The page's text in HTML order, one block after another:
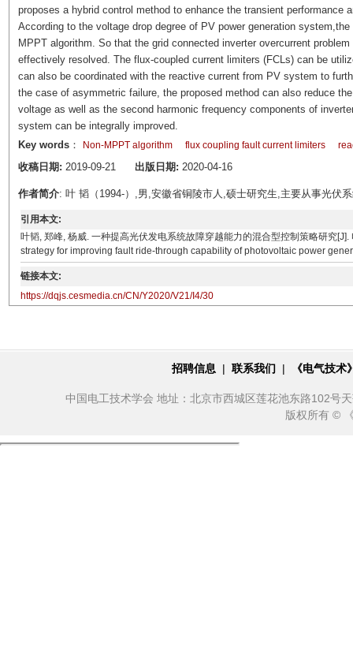
proposes a hybrid control method to enhance the transient performance
According to the voltage drop degree of PV power generation
MPPT algorithm. So that the grid connected inverter overcurrent
effectively resolved. The flux-coupled current limiters (FCLs) can be
can also be coordinated with the reactive current from PV system to
the case of asymmetric failure, the proposed method can also reduce
voltage as well as the second harmonic frequency components of
system can be integrally improved.
Key words： Non-MPPT algorithm flux coupling fault current limiters
收稿日期: 2019-09-21 出版日期: 2020-04-16
作者简介: 叶 韬（1994-）,男,安徽省铜陵市人,硕士研究生,主要从事光伏
引用本文:
叶韬, 郑峰, 杨威. 一种提高光伏发电系统故障穿越能力的混合型控制策略研究
strategy for improving fault ride-through capability of photovoltaic power
链接本文:
https://dqjs.cesmedia.cn/CN/Y2020/V21/I4/30
招聘信息 | 联系我们 | 《电气技
中国电工技术学会 地址：北京市西城区莲花池东路102号
版权所有 ©